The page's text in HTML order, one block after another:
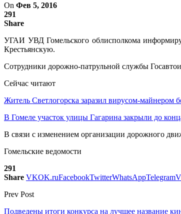
On Фев 5, 2016
291
Share
УГАИ УВД Гомельского облисполкома
Крестьянскую.
Сотрудники дорожно-патрульной службы
Сейчас читают
Житель Светлогорска заразил вирусом-майнером
В Гомеле участок улицы Гагарина закрыли до
В связи с изменением организации дорожного
Гомельские ведомости
291
Share VKOK.ruFacebookTwitterWhatsAppTelegram
Prev Post
Подведены итоги конкурса на лучшее название